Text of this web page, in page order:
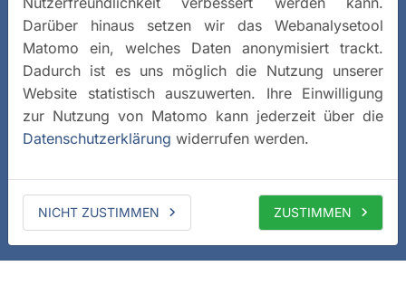
Darüber hinaus setzen wir das Webanalysetool
Matomo ein, welches Daten anonymisiert trackt.
Dadurch ist es uns möglich die Nutzung unserer
Website statistisch auszuwerten. Ihre Einwilligung
zur Nutzung von Matomo kann jederzeit über die
Datenschutzerklärung widerrufen werden.
NICHT ZUSTIMMEN ZUSTIMMEN